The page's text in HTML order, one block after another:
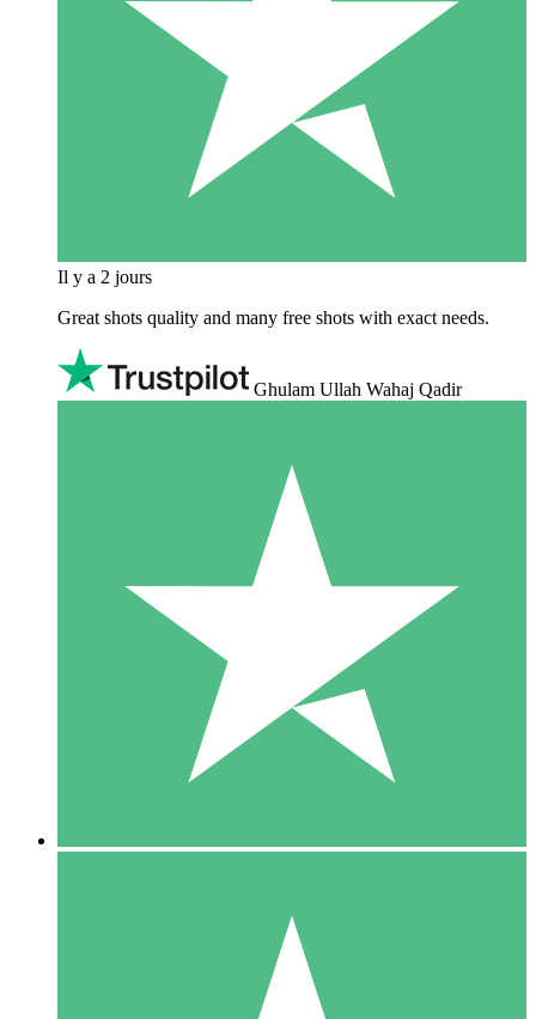
Il y a 2 jours
Great shots quality and many free shots with exact needs.
Ghulam Ullah Wahaj Qadir